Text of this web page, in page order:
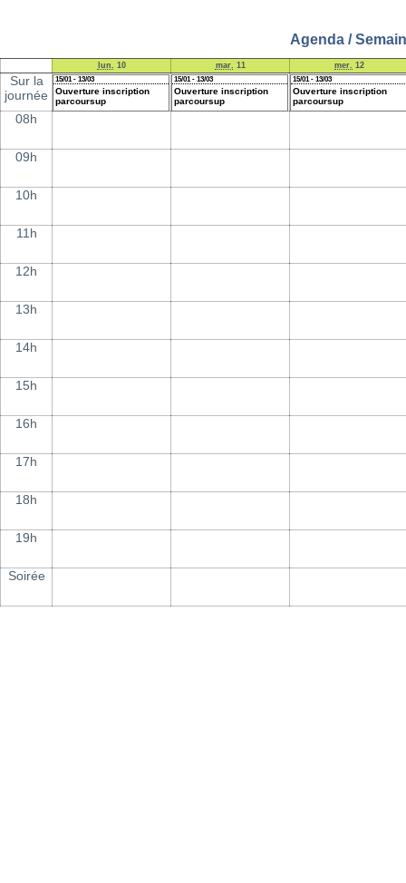
Agenda /
15/01 - 13/03
Ouverture inscription
parcoursup
15/01 - 13/03
Ouverture inscription
parcoursup
15/01 - 13/03
Ouverture inscription
parcoursup
lun. 10 mar. 11 mer. 12
Sur la
journée
08h
09h
10h
11h
12h
13h
14h
15h
16h
17h
18h
19h
Soirée